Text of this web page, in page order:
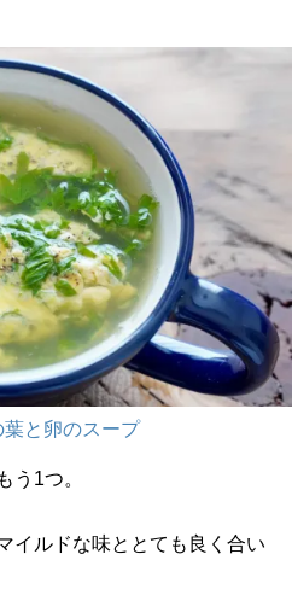
と卵のスープ
う1つ。
イルドな味ととても良く合い